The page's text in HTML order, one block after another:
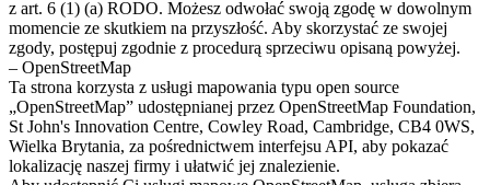
z art. 6 (1) (a) RODO. Możesz odwołać swoją zgodę w dowolnym
momencie ze skutkiem na przyszłość. Aby skorzystać ze swojej
zgody, postępuj zgodnie z procedurą sprzeciwu opisaną powyżej.
– OpenStreetMap
Ta strona korzysta z usługi mapowania typu open source
„OpenStreetMap” udostępnianej przez OpenStreetMap Foundation,
St John's Innovation Centre, Cowley Road, Cambridge, CB4 0WS,
Wielka Brytania, za pośrednictwem interfejsu API, aby pokazać
lokalizację naszej firmy i ułatwić jej znalezienie.